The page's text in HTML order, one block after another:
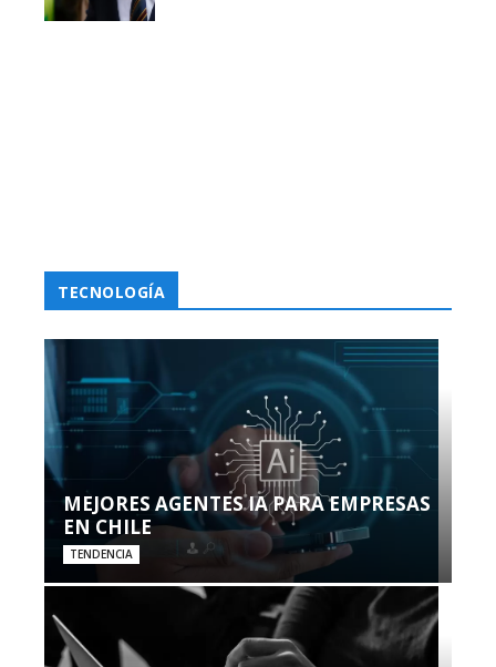
TECNOLOGÍA
MEJORES AGENTES IA PARA EMPRESAS
EN CHILE
TENDENCIA